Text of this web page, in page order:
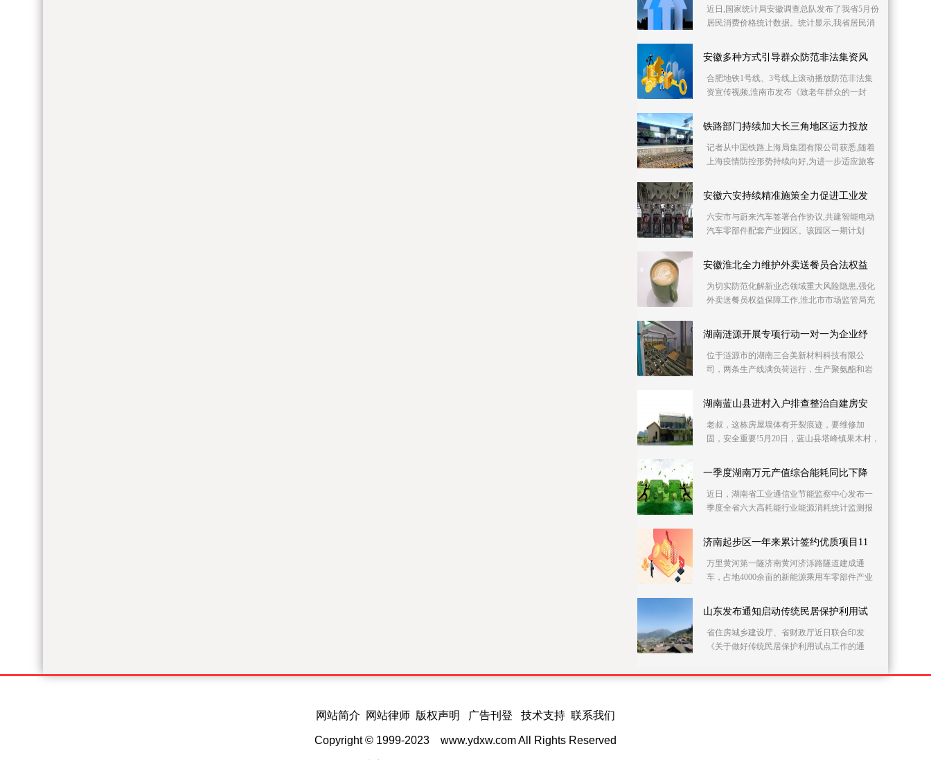
近日,国家统计局安徽调查总队发布了我省5月份
居民消费价格统计数据。统计显示,我省居民消
百分
安徽多种方式引导群众防范非法集资风
合肥地铁1号线、3号线上滚动播放防范非法集
资宣传视频,淮南市发布《致老年群众的一封
宣传月,今
铁路部门持续加大长三角地区运力投放
记者从中国铁路上海局集团有限公司获悉,随着
上海疫情防控形势持续向好,为进一步适应旅客
持续加
安徽六安持续精准施策全力促进工业发
六安市与蔚来汽车签署合作协议,共建智能电动
汽车零部件配套产业园区。该园区一期计划
压铸产能,
安徽淮北全力维护外卖送餐员合法权益
为切实防范化解新业态领域重大风险隐患,强化
外卖送餐员权益保障工作,淮北市市场监管局充
益。淮北
湖南涟源开展专项行动一对一为企业纾
位于涟源市的湖南三合美新材料科技有限公
司，两条生产线满负荷运行，生产聚氨酯和岩
两条生产线，
湖南蓝山县进村入户排查整治自建房安
老叔，这栋房屋墙体有开裂痕迹，要维修加
固，安全重要!5月20日，蓝山县塔峰镇果木村，
治。连日来
一季度湖南万元产值综合能耗同比下降
近日，湖南省工业通信业节能监察中心发布一
季度全省六大高耗能行业能源消耗统计监测报
业的万元
济南起步区一年来累计签约优质项目11
万里黄河第一隧济南黄河济泺路隧道建成通
车，占地4000余亩的新能源乘用车零部件产业
方案获批复一
山东发布通知启动传统民居保护利用试
省住房城乡建设厅、省财政厅近日联合印发
《关于做好传统民居保护利用试点工作的通
工作。此次试点
网站简介 网站律师 版权声明 广告刊登 技术支持 联系我们
Copyright © 1999-2023 www.ydxw.comAll Rights Reserved